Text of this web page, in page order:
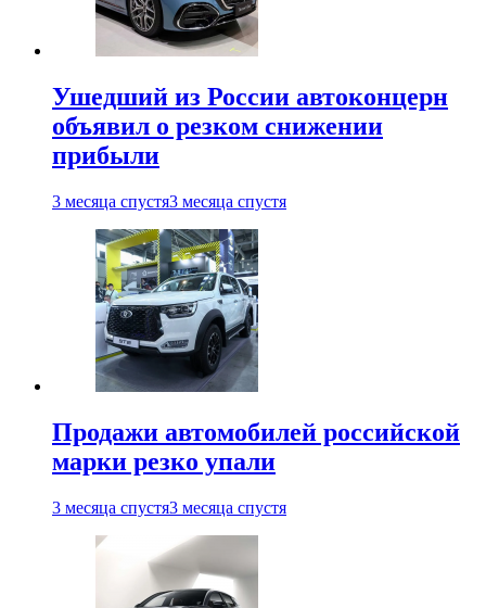
Ушедший из России автоконцерн
объявил о резком снижении
прибыли
3 месяца спустя3 месяца спустя
Продажи автомобилей российской
марки резко упали
3 месяца спустя3 месяца спустя